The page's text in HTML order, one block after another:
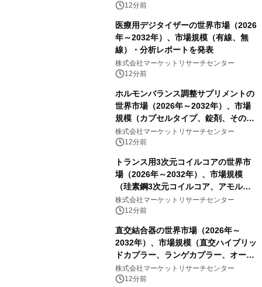
12分前
医療用デジタイザーの世界市場（2026
年～2032年）、市場規模（有線、無
線）・分析レポートを発表
株式会社マーケットリサーチセンター
12分前
ホルモンバランス調整サプリメントの
世界市場（2026年～2032年）、市場
規模（カプセルタイプ、錠剤、その
他）・分析レポートを発表
株式会社マーケットリサーチセンター
12分前
トランス用3次元コイルコアの世界市
場（2026年～2032年）、市場規模
（珪素鋼3次元コイルコア、アモルフ
ァス合金3次元コイルコア）・分析レ
ポートを発表
株式会社マーケットリサーチセンター
12分前
直交結合器の世界市場（2026年～
2032年）、市場規模（直交ハイブリッ
ドカプラー、ランゲカプラー、オーバ
ーレイカプラー、その他）・分析レポ
ートを発表
株式会社マーケットリサーチセンター
12分前